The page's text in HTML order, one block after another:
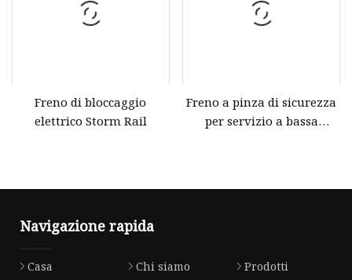
Freno di bloccaggio
elettrico Storm Rail
Freno a pinza di sicurezza
per servizio a bassa
Navigazione rapida
Casa Chi siamo
Prodotti